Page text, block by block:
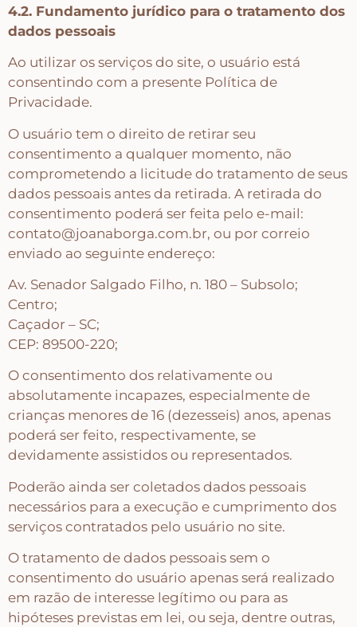
4.2. Fundamento jurídico para o tratamento dos
dados pessoais
Ao utilizar os serviços do site, o usuário está
consentindo com a presente Política de
Privacidade.
O usuário tem o direito de retirar seu
consentimento a qualquer momento, não
comprometendo a licitude do tratamento de seus
dados pessoais antes da retirada. A retirada do
consentimento poderá ser feita pelo e-mail:
contato@joanaborga.com.br, ou por correio
enviado ao seguinte endereço:
Av. Senador Salgado Filho, n. 180 – Subsolo;
Centro;
Caçador – SC;
CEP: 89500-220;
O consentimento dos relativamente ou
absolutamente incapazes, especialmente de
crianças menores de 16 (dezesseis) anos, apenas
poderá ser feito, respectivamente, se
devidamente assistidos ou representados.
Poderão ainda ser coletados dados pessoais
necessários para a execução e cumprimento dos
serviços contratados pelo usuário no site.
O tratamento de dados pessoais sem o
consentimento do usuário apenas será realizado
em razão de interesse legítimo ou para as
hipóteses previstas em lei, ou seja, dentre outras,